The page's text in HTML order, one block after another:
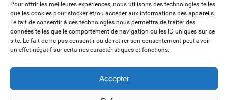
Pour offrir les meilleures expériences, nous utilisons des technologies telles
que les cookies pour stocker et/ou accéder aux informations des appareils.
Le fait de consentir à ces technologies nous permettra de traiter des
données telles que le comportement de navigation ou les ID uniques sur ce
site. Le fait de ne pas consentir ou de retirer son consentement peut avoir
un effet négatif sur certaines caractéristiques et fonctions.
Accepter
1, 2, 3... Buzzez !
Découvrez nos kits communication